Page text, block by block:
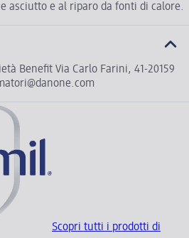
asciutto e al riparo da fonti di calore.
Benefit Via Carlo Farini, 41-20159
Scopri tutti i prodotti di